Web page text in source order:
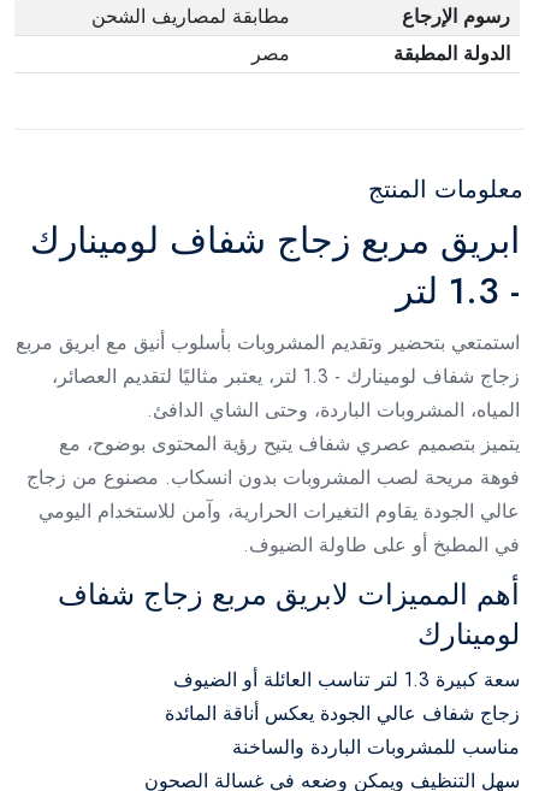
رسوم الإرجاع
مطابقة لمصاريف الشحن
الدولة المطبقة
مصر
معلومات المنتج
ابريق مربع زجاج شفاف لومينارك
- 1.3 لتر
استمتعي بتحضير وتقديم المشروبات بأسلوب أنيق مع ابريق مربع
زجاج شفاف لومينارك - 1.3 لتر، يعتبر مثاليًا لتقديم العصائر،
المياه، المشروبات الباردة، وحتى الشاي الدافئ.
يتميز بتصميم عصري شفاف يتيح رؤية المحتوى بوضوح، مع
فوهة مريحة لصب المشروبات بدون انسكاب. مصنوع من زجاج
عالي الجودة يقاوم التغيرات الحرارية، وآمن للاستخدام اليومي
في المطبخ أو على طاولة الضيوف.
أهم المميزات لابريق مربع زجاج شفاف
لومينارك
سعة كبيرة 1.3 لتر تناسب العائلة أو الضيوف
زجاج شفاف عالي الجودة يعكس أناقة المائدة
مناسب للمشروبات الباردة والساخنة
سهل التنظيف ويمكن وضعه في غسالة الصحون